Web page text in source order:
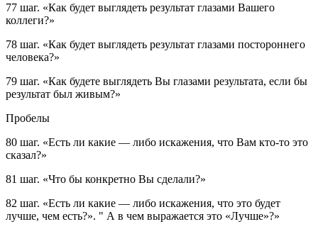
77 шаг. «Как будет выглядеть результат глазами Вашего
коллеги?»
78 шаг. «Как будет выглядеть результат глазами постороннего
человека?»
79 шаг. «Как будете выглядеть Вы глазами результата, если бы
результат был живым?»
Пробелы
80 шаг. «Есть ли какие — либо искажения, что Вам кто-то это
сказал?»
81 шаг. «Что бы конкретно Вы сделали?»
82 шаг. «Есть ли какие — либо искажения, что это будет
лучше, чем есть?». " А в чем выражается это «Лучше»?»